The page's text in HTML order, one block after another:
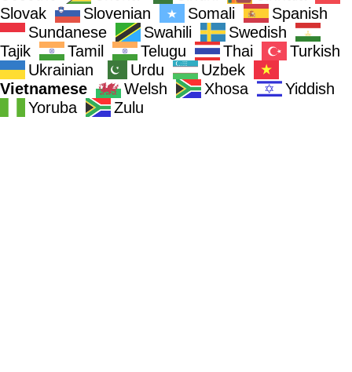
Slovak
Slovenian Somali
Spanish
Sundanese
Swahili
Swedish
Tajik
Tamil Telugu Thai
Turkish
Ukrainian
Urdu
Uzbek
Vietnamese
Welsh Xhosa
Yiddish
Yoruba
Zulu